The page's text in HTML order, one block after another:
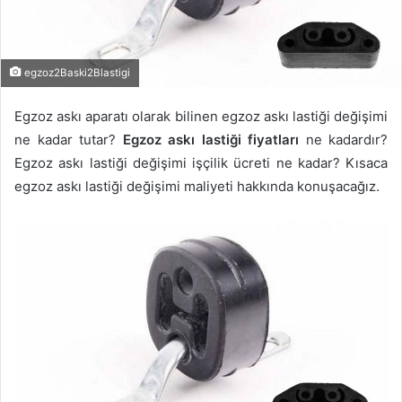
egzoz2Baski2Blastigi
Egzoz askı aparatı olarak bilinen egzoz askı lastiği değişimi
ne kadar tutar? Egzoz askı lastiği fiyatları ne kadardır?
Egzoz askı lastiği değişimi işçilik ücreti ne kadar? Kısaca
egzoz askı lastiği değişimi maliyeti hakkında konuşacağız.